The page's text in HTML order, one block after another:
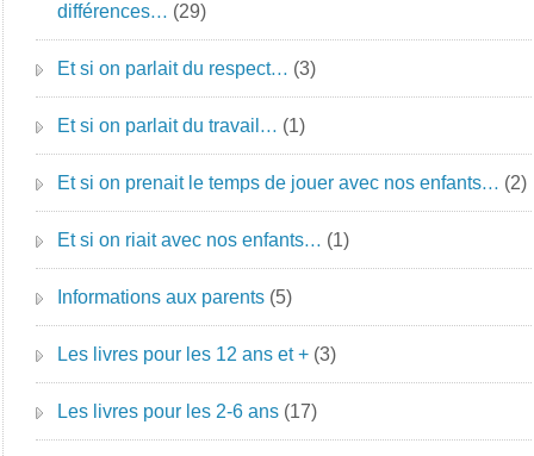
différences… (29)
Et si on parlait du respect… (3)
Et si on parlait du travail… (1)
Et si on prenait le temps de jouer avec nos enfants… (2)
Et si on riait avec nos enfants… (1)
Informations aux parents (5)
Les livres pour les 12 ans et + (3)
Les livres pour les 2-6 ans (17)